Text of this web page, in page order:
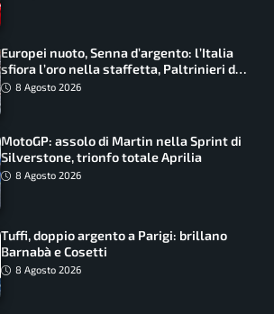
Europei nuoto, Senna d’argento: l’Italia
sfiora l’oro nella staffetta, Paltrinieri da
urlo, il bilancio azzurro
8 Agosto 2026
MotoGP: assolo di Martin nella Sprint di
Silverstone, trionfo totale Aprilia
8 Agosto 2026
Tuffi, doppio argento a Parigi: brillano
Barnabà e Cosetti
8 Agosto 2026